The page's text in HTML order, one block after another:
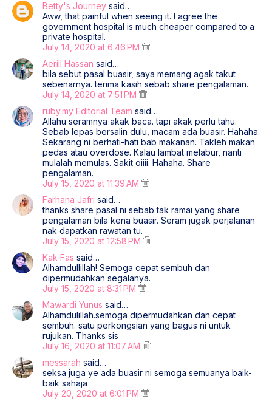
Betty's Journey said…
Aww, that painful when seeing it. I agree the
government hospital is much cheaper compared to a
private hospital.
July 14, 2020 at 6:46 PM
Aerill Hassan said…
bila sebut pasal buasir, saya memang agak takut
sebenarnya. terima kasih sebab share pengalaman.
July 14, 2020 at 7:51 PM
ruby.my Editorial Team said…
Allahu seramnya akak baca. tapi akak perlu tahu.
Sebab lepas bersalin dulu, macam ada buasir. Hahaha.
Sekarang ni berhati-hati bab makanan. Takleh makan
pedas atau overdose. Kalau lambat melabur, nanti
mulalah memulas. Sakit oiiii. Hahaha. Share
pengalaman.
July 15, 2020 at 11:39 AM
Farhana Jafri said…
thanks share pasal ni sebab tak ramai yang share
pengalaman bila kena buasir. Seram jugak perjalanan
nak dapatkan rawatan tu.
July 15, 2020 at 12:58 PM
Kak Fas said…
Alhamdullillah! Semoga cepat sembuh dan
dipermudahkan segalanya.
July 15, 2020 at 8:31 PM
Mawardi Yunus said…
Alhamdulillah.semoga dipermudahkan dan cepat
sembuh. satu perkongsian yang bagus ni untuk
rujukan. Thanks sis
July 16, 2020 at 11:07 AM
messarah said…
seksa juga ye ada buasir ni semoga semuanya baik-
baik sahaja
July 20, 2020 at 6:01 PM